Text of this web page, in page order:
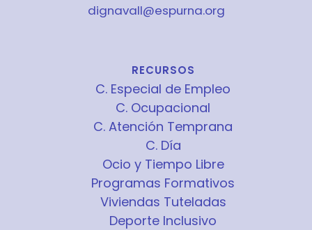
dignavall@espurna.org
RECURSOS
C. Especial de Empleo
C. Ocupacional
C. Atención Temprana
C. Día
Ocio y Tiempo Libre
Programas Formativos
Viviendas Tuteladas
Deporte Inclusivo